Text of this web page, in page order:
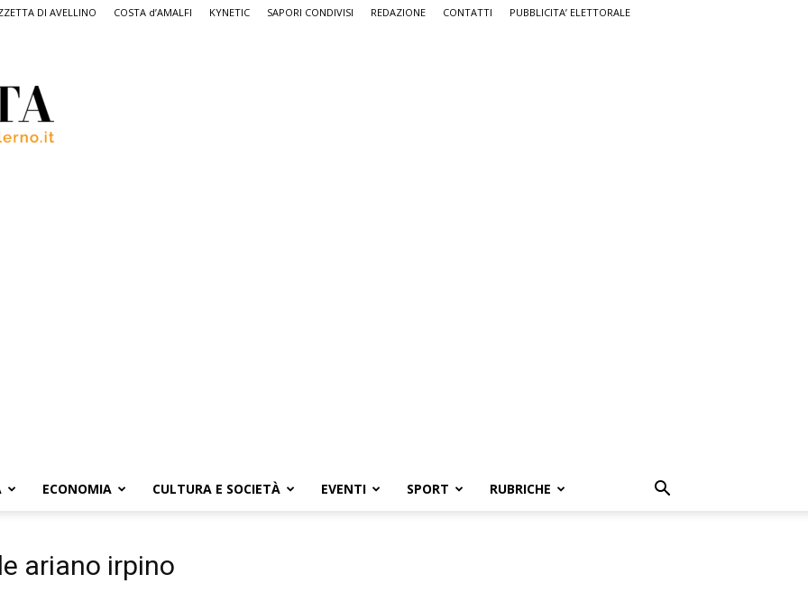
DI AVELLINO COSTA d’AMALFI KYNETIC SAPORI CONDIVISI REDAZIONE CONTATTI PUBBLICITA’ ELETTORALE
ECONOMIA CULTURA E SOCIETÀ EVENTI SPORT RUBRICHE
ariano irpino